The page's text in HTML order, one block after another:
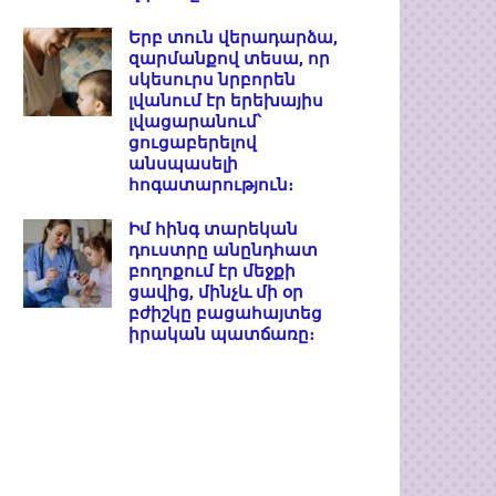
Երբ տուն վերադարձա,
զարմանքով տեսա, որ
սկեսուրս նրբորեն
լվանում էր երեխայիս
լվացարանում՝
ցուցաբերելով
անսպասելի
հոգատարություն։
Իմ հինգ տարեկան
դուստրը անընդհատ
բողոքում էր մեջքի
ցավից, մինչև մի օր
բժիշկը բացահայտեց
իրական պատճառը։